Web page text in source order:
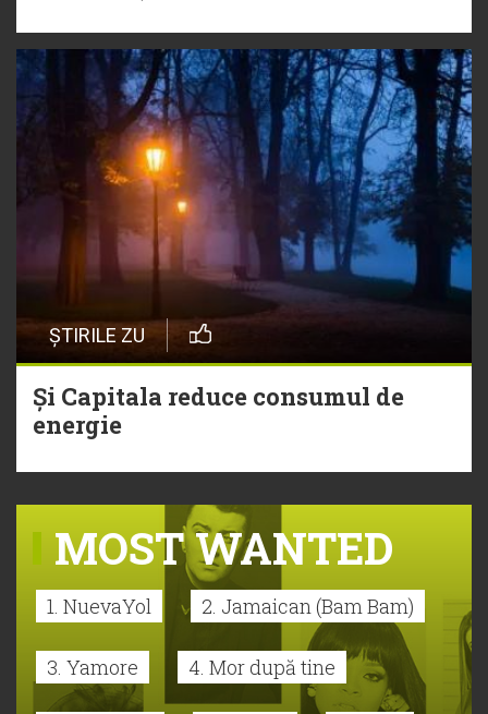
ȘTIRILE ZU
Și Capitala reduce consumul de
energie
MOST WANTED
1. NuevaYol 2. Jamaican (Bam Bam)
3. Yamore 4. Mor după tine